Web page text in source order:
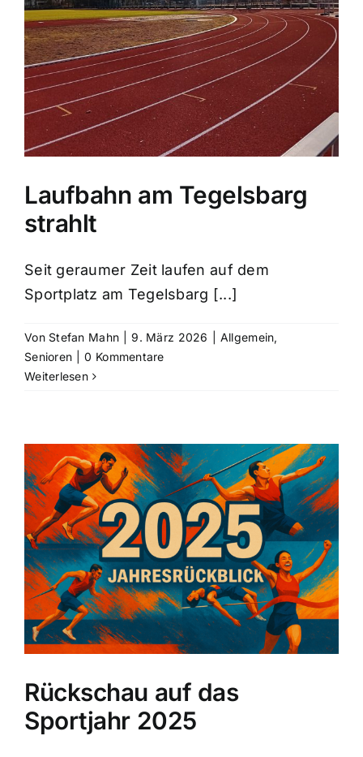
Laufbahn am Tegelsbarg
strahlt
Seit geraumer Zeit laufen auf dem
Sportplatz am Tegelsbarg [...]
Von Stefan Mahn 9. März 2026 Allgemein,
Senioren
0 Kommentare
Weiterlesen
Rückschau auf das
Sportjahr 2025